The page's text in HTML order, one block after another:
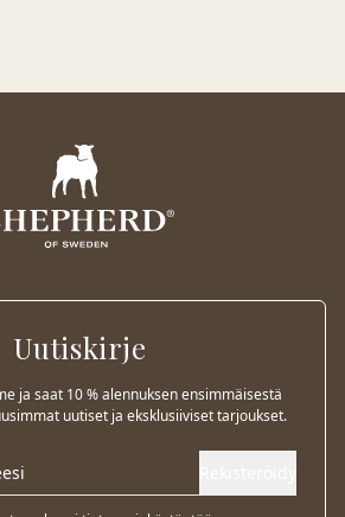
Uutiskirje
ja saat 10 % alennuksen ensimmäisestä
uutiset ja eksklusiiviset tarjoukset.